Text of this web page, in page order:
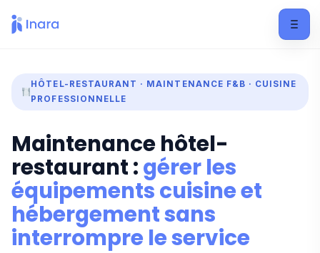
HÔTEL-RESTAURANT · MAINTENANCE F&B · CUISINE
PROFESSIONNELLE
Maintenance hôtel-
restaurant :gérer les
équipements cuisine et
hébergement sans
interrompre le service